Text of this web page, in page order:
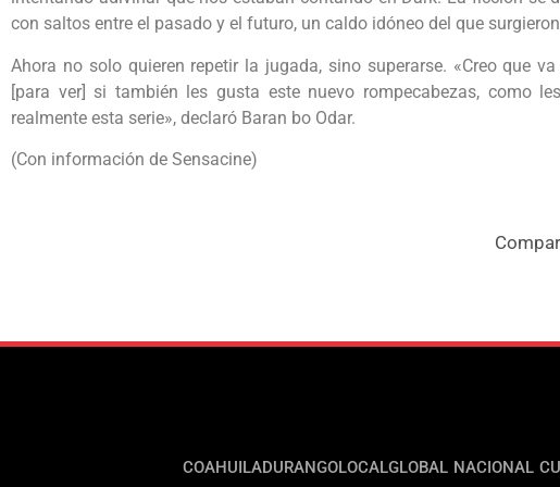
con saltos entre el pasado y el futuro, un caldo idóneo del que
Ahora no solo quieren repetir la jugada, sino superarse. «Creo que
[para ver] si también les gusta este nuevo rompecabezas, como
realmente esta serie», declaró Baran bo Odar.
(Con información de Sensacine)
COAHUILADURANGOLOCALGLOBAL NACIONAL